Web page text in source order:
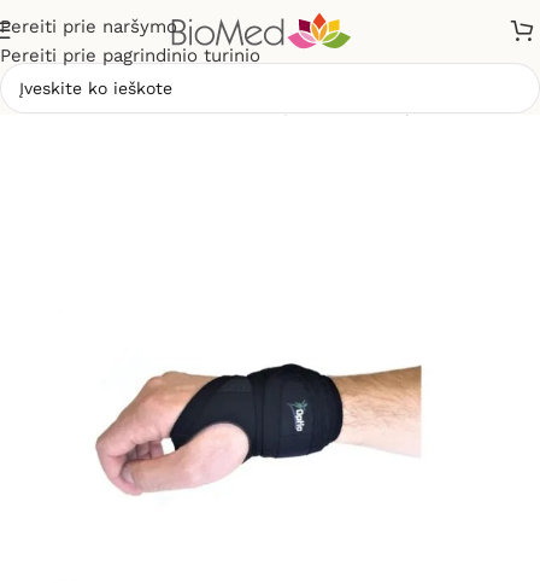
Pereiti prie naršymo
Pereiti prie pagrindinio turinio